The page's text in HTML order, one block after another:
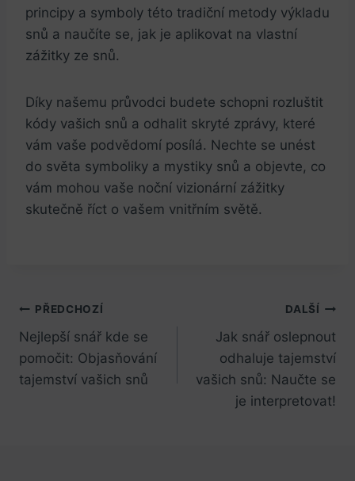
principy a symboly této tradiční metody výkladu
snů a naučíte se, jak je aplikovat na vlastní
zážitky ze snů.
Díky našemu průvodci budete schopni rozluštit
kódy vašich snů a odhalit skryté zprávy, které
vám vaše podvědomí posílá. Nechte se unést
do světa symboliky a mystiky snů a objevte, co
vám mohou vaše noční vizionární zážitky
skutečně říct o vašem vnitřním světě.
Navigace
pro
příspěvek
PŘEDCHOZÍ
Nejlepší snář kde se
pomočit: Objasňování
tajemství vašich snů
DALŠÍ
Jak snář oslepnout
odhaluje tajemství
vašich snů: Naučte se
je interpretovat!